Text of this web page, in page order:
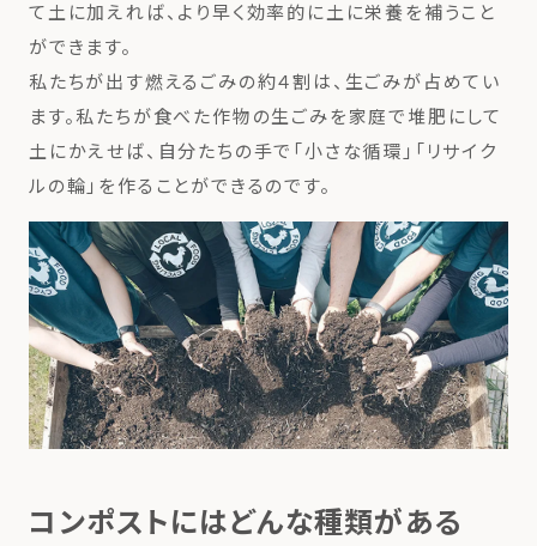
て土に加えれば、より早く効率的に土に栄養を補うこと
ができます。
私たちが出す燃えるごみの約４割は、生ごみが占めてい
ます。私たちが食べた作物の生ごみを家庭で堆肥にして
土にかえせば、自分たちの手で「小さな循環」「リサイク
ルの輪」を作ることができるのです。
コンポストにはどんな種類がある